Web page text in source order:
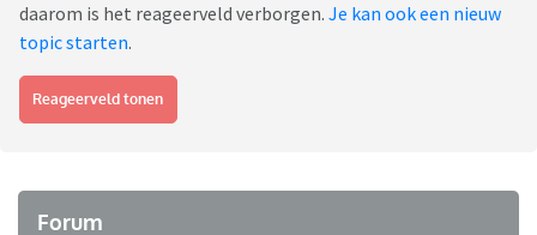
daarom is het reageerveld verborgen. Je kan ook een nieuw
topic starten.
Reageerveld tonen
Forum